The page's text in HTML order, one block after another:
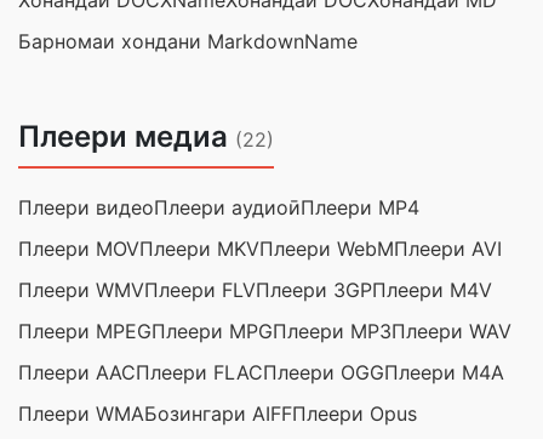
Барномаи хондани MarkdownName
Плеери медиа (22)
Плеери видеоПлеери аудиоӣПлеери MP4
Плеери MOVПлеери MKVПлеери WebMПлеери AVI
Плеери WMVПлеери FLVПлеери 3GPПлеери M4V
Плеери MPEGПлеери MPGПлеери MP3Плеери WAV
Плеери AACПлеери FLACПлеери OGGПлеери M4A
Плеери WMAБозингари AIFFПлеери Opus